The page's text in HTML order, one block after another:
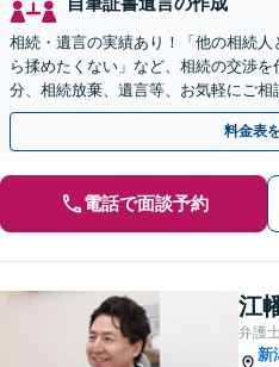
相続・遺言の実績あり！「他の相続
ら揉めたくない」など、相続の交渉
分、相続放棄、遺言等、お気軽にご
可】【柏崎駅4分】【近隣駐車場あり
料金表
電話で面談予約
江
弁護
新